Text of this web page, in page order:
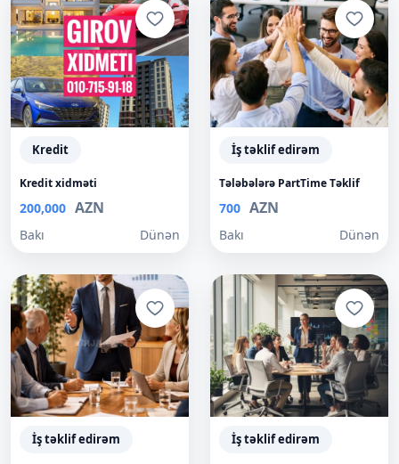
Kredit
Kredit xidməti
200,000 AZN
Bakı Dünən
İş təklif edirəm
Tələbələrə PartTime Təklif
700 AZN
Bakı Dünən
İş təklif edirəm İş təklif edirəm